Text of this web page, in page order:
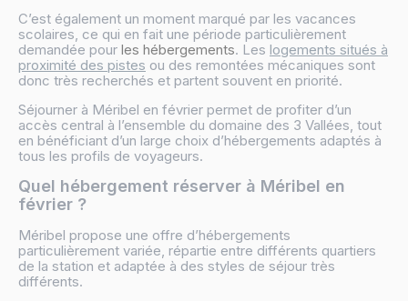
C’est également un moment marqué par les vacances
scolaires, ce qui en fait une période particulièrement
demandée pour les hébergements. Les logements situés à
proximité des pistes ou des remontées mécaniques sont
donc très recherchés et partent souvent en priorité.
Séjourner à Méribel en février permet de profiter d’un
accès central à l’ensemble du domaine des 3 Vallées, tout
en bénéficiant d’un large choix d’hébergements adaptés à
tous les profils de voyageurs.
Quel hébergement réserver à Méribel en
février ?
Méribel propose une offre d’hébergements
particulièrement variée, répartie entre différents quartiers
de la station et adaptée à des styles de séjour très
différents.